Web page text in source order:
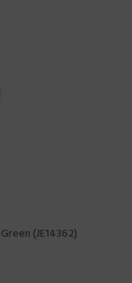
(JE14362)